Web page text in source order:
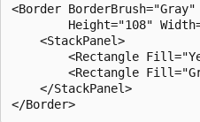
<Border
Height="108"
    <StackPanel>
<Rectangle
<Rectangle
    </StackPanel>